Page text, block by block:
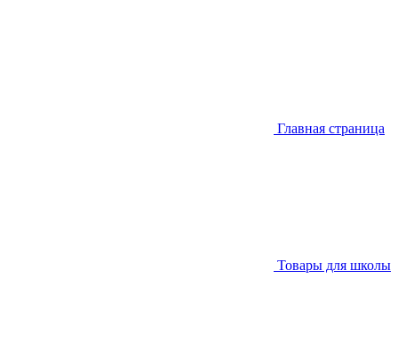
Главная страница
Товары для школы